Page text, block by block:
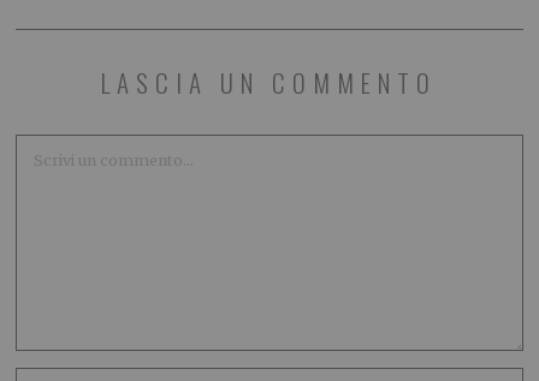
LASCIA UN COMMENTO